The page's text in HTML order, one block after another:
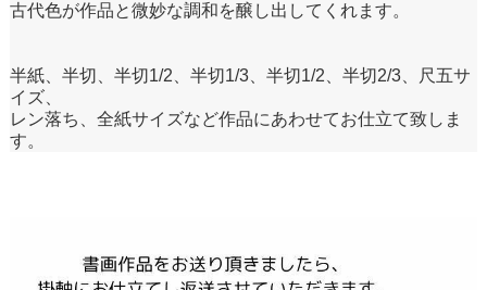
古代色が作品と微妙な調和を醸し出してくれます。
半紙、半切、半切1/2、半切1/3、半切1/2、半切2/3、尺五サ
イズ、
レン落ち、全紙サイズなど作品にあわせてお仕立て致しま
す。